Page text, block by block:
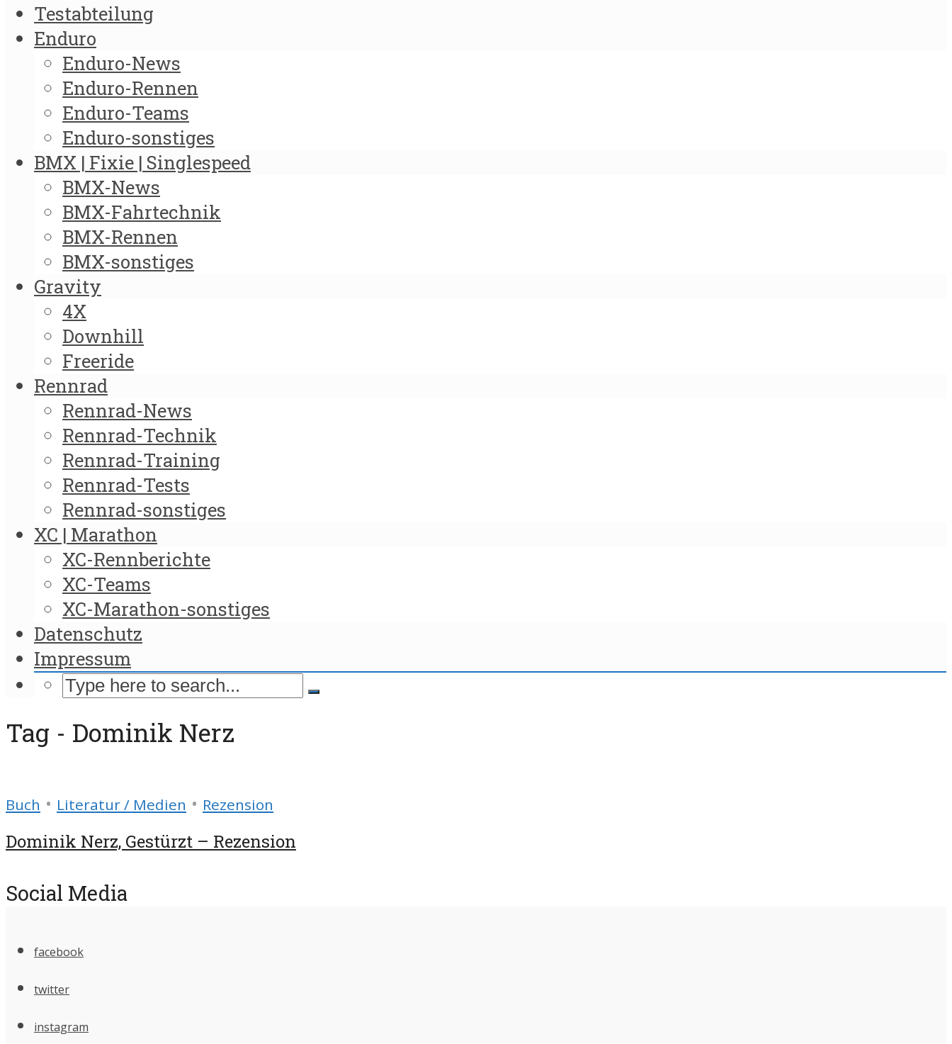
Testabteilung
Enduro
Enduro-News
Enduro-Rennen
Enduro-Teams
Enduro-sonstiges
BMX | Fixie | Singlespeed
BMX-News
BMX-Fahrtechnik
BMX-Rennen
BMX-sonstiges
Gravity
4X
Downhill
Freeride
Rennrad
Rennrad-News
Rennrad-Technik
Rennrad-Training
Rennrad-Tests
Rennrad-sonstiges
XC | Marathon
XC-Rennberichte
XC-Teams
XC-Marathon-sonstiges
Datenschutz
Impressum
Tag - Dominik Nerz
Buch • Literatur / Medien • Rezension
Dominik Nerz, Gestürzt – Rezension
Social Media
facebook
twitter
instagram